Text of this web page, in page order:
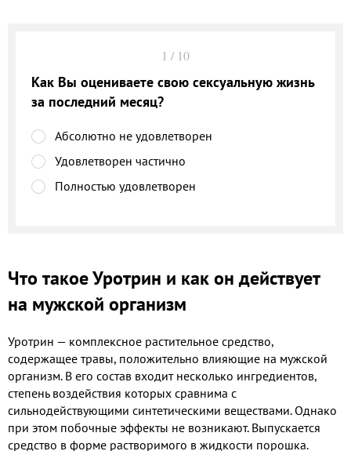
1 / 10
Как Вы оцениваете свою сексуальную жизнь
за последний месяц?
Абсолютно не удовлетворен
Удовлетворен частично
Полностью удовлетворен
Что такое Уротрин и как он действует
на мужской организм
Уротрин — комплексное растительное средство,
содержащее травы, положительно влияющие на мужской
организм. В его состав входит несколько ингредиентов,
степень воздействия которых сравнима с
сильнодействующими синтетическими веществами. Однако
при этом побочные эффекты не возникают. Выпускается
средство в форме растворимого в жидкости порошка.